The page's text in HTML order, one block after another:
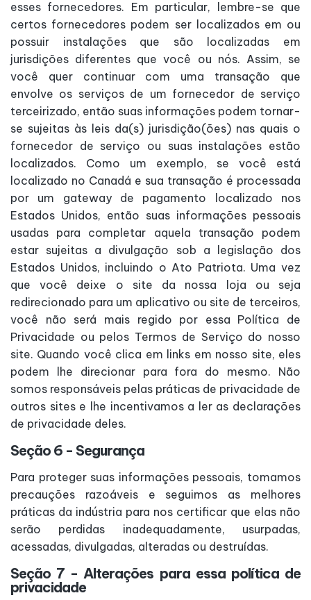
esses fornecedores. Em particular, lembre-se que
certos fornecedores podem ser localizados em ou
possuir instalações que são localizadas em
jurisdições diferentes que você ou nós. Assim, se
você quer continuar com uma transação que
envolve os serviços de um fornecedor de serviço
terceirizado, então suas informações podem tornar-
se sujeitas às leis da(s) jurisdição(ões) nas quais o
fornecedor de serviço ou suas instalações estão
localizados. Como um exemplo, se você está
localizado no Canadá e sua transação é processada
por um gateway de pagamento localizado nos
Estados Unidos, então suas informações pessoais
usadas para completar aquela transação podem
estar sujeitas a divulgação sob a legislação dos
Estados Unidos, incluindo o Ato Patriota. Uma vez
que você deixe o site da nossa loja ou seja
redirecionado para um aplicativo ou site de terceiros,
você não será mais regido por essa Política de
Privacidade ou pelos Termos de Serviço do nosso
site. Quando você clica em links em nosso site, eles
podem lhe direcionar para fora do mesmo. Não
somos responsáveis pelas práticas de privacidade de
outros sites e lhe incentivamos a ler as declarações
de privacidade deles.
Seção 6 - Segurança
Para proteger suas informações pessoais, tomamos
precauções razoáveis e seguimos as melhores
práticas da indústria para nos certificar que elas não
serão perdidas inadequadamente, usurpadas,
acessadas, divulgadas, alteradas ou destruídas.
Seção 7 - Alterações para essa política de
privacidade